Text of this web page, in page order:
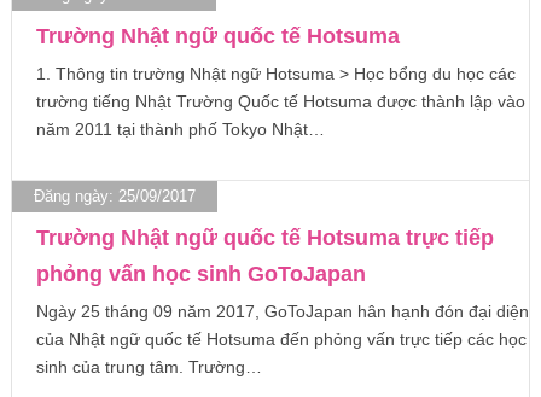
Trường Nhật ngữ quốc tế Hotsuma
1. Thông tin trường Nhật ngữ Hotsuma > Học bổng du học các
trường tiếng Nhật Trường Quốc tế Hotsuma được thành lập vào
năm 2011 tại thành phố Tokyo Nhật…
Đăng ngày: 25/09/2017
Trường Nhật ngữ quốc tế Hotsuma trực tiếp
phỏng vấn học sinh GoToJapan
Ngày 25 tháng 09 năm 2017, GoToJapan hân hạnh đón đại diện
của Nhật ngữ quốc tế Hotsuma đến phỏng vấn trực tiếp các học
sinh của trung tâm. Trường…